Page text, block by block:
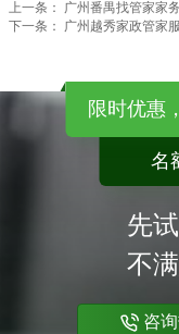
上一条：
广州番禺找管家家
下一条：
广州越秀家政管家
限时优惠
名
先
不
咨